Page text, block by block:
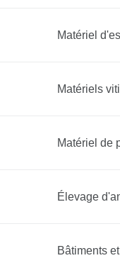
Matériel
Matériels
Matériel de
Élevage
Bâtiments